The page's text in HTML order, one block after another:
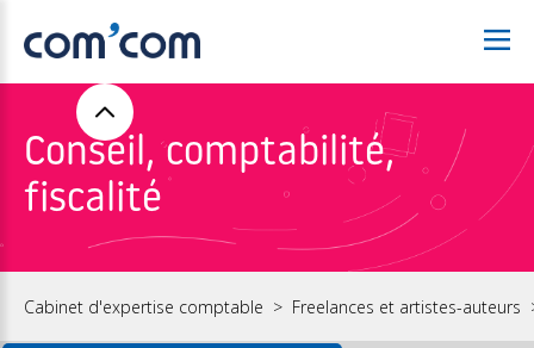
Conseil, comptabilité,
fiscalité
Cabinet d'expertise comptable Freelances et artistes-auteurs